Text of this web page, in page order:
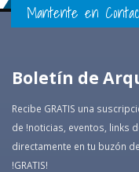
Mantente en
Boletín de
Recibe GRATIS una
de !noticias, eventos, links
directamente en tu buzón
!GRATIS!